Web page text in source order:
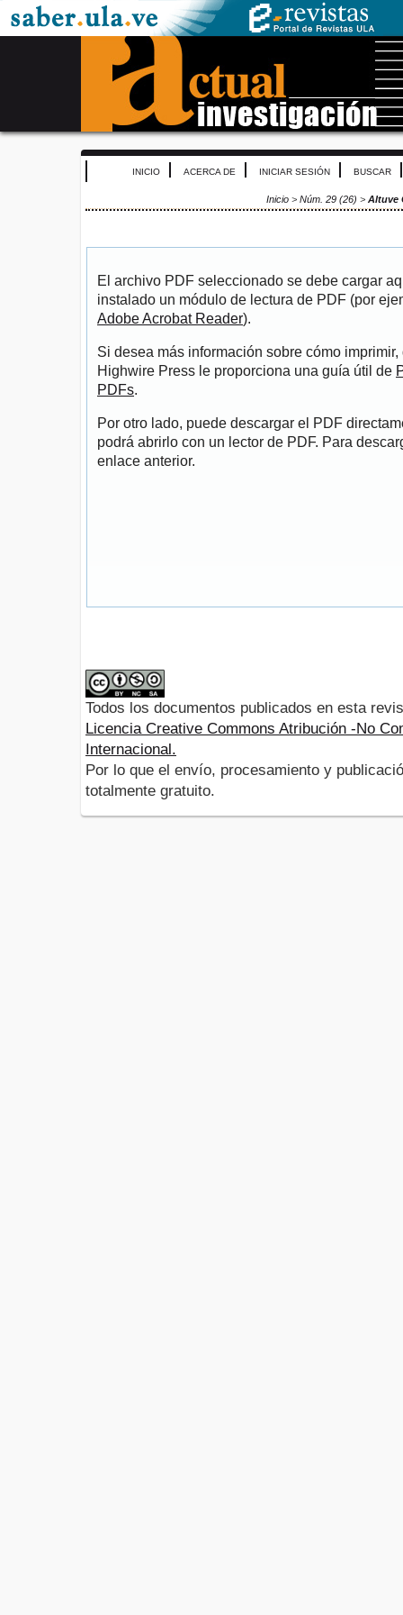
INICIO ACERCA DE INICIAR SESIÓN BUSCAR
Inicio> Núm. 29 (26) > Altuve
El archivo PDF seleccionado se debe cargar
instalado un módulo de lectura de PDF (por
Adobe Acrobat Reader).
Si desea más información sobre cómo
Highwire Press le proporciona una guía útil de
PDFs.
Por otro lado, puede descargar el PDF
podrá abrirlo con un lector de PDF. Para
enlace anterior.
Todos los documentos publicados en esta
Licencia Creative Commons Atribución -No
Internacional.
Por lo que el envío, procesamiento y
totalmente gratuito.